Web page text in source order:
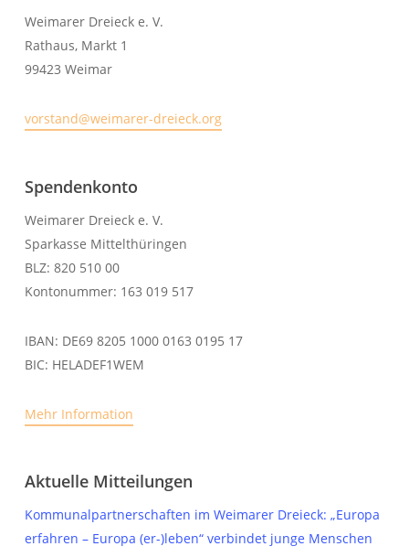
Weimarer Dreieck e. V.
Rathaus, Markt 1
99423 Weimar
vorstand@weimarer-dreieck.org
Spendenkonto
Weimarer Dreieck e. V.
Sparkasse Mittelthüringen
BLZ: 820 510 00
Kontonummer: 163 019 517
IBAN: DE69 8205 1000 0163 0195 17
BIC: HELADEF1WEM
Mehr Information
Aktuelle Mitteilungen
Kommunalpartnerschaften im Weimarer Dreieck: „Europa
erfahren – Europa (er-)leben“ verbindet junge Menschen